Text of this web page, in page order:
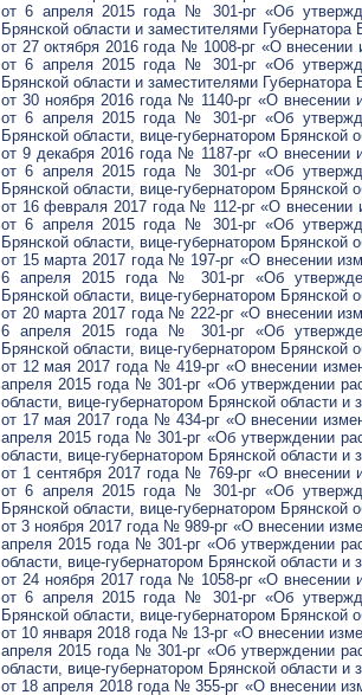
от 6 апреля 2015 года № 301-рг «Об
Брянской области и заместителями Губернатора
от 27 октября 2016 года № 1008-рг «О внесении
от 6 апреля 2015 года № 301-рг «Об
Брянской области и заместителями Губернатора
от 30 ноября 2016 года № 1140-рг «О внесении
от 6 апреля 2015 года № 301-рг «Об
Брянской области, вице-губернатором Брянской
от 9 декабря 2016 года № 1187-рг «О внесении
от 6 апреля 2015 года № 301-рг «Об
Брянской области, вице-губернатором Брянской
от 16 февраля 2017 года № 112-рг «О внесении
от 6 апреля 2015 года № 301-рг «Об
Брянской области, вице-губернатором Брянской
от 15 марта 2017 года № 197-рг «О внесении
6 апреля 2015 года № 301-рг «Об
Брянской области, вице-губернатором Брянской
от 20 марта 2017 года № 222-рг «О внесении
6 апреля 2015 года № 301-рг «Об
Брянской области, вице-губернатором Брянской
от 12 мая 2017 года № 419-рг «О внесении
апреля 2015 года № 301-рг «Об утверждении
области, вице-губернатором Брянской области
от 17 мая 2017 года № 434-рг «О внесении
апреля 2015 года № 301-рг «Об утверждении
области, вице-губернатором Брянской области
от 1 сентября 2017 года № 769-рг «О внесении
от 6 апреля 2015 года № 301-рг «Об
Брянской области, вице-губернатором Брянской
от 3 ноября 2017 года № 989-рг «О внесении
апреля 2015 года № 301-рг «Об утверждении
области, вице-губернатором Брянской области
от 24 ноября 2017 года № 1058-рг «О внесении
от 6 апреля 2015 года № 301-рг «Об
Брянской области, вице-губернатором Брянской
от 10 января 2018 года № 13-рг «О внесении
апреля 2015 года № 301-рг «Об утверждении
области, вице-губернатором Брянской области
от 18 апреля 2018 года № 355-рг «О внесении